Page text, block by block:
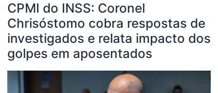
CPMI do INSS: Coronel
Chrisóstomo cobra respostas de
investigados e relata impacto dos
golpes em aposentados